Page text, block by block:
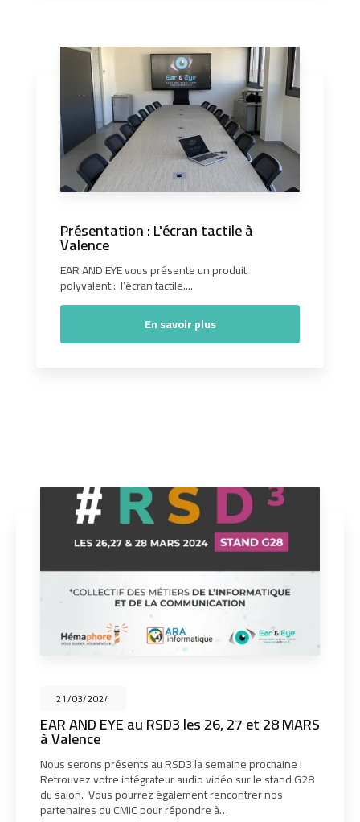
Présentation : L'écran tactile à
Valence
EAR AND EYE vous présente un produit
polyvalent : l’écran tactile....
En savoir plus
21/03/2024
EAR AND EYE au RSD3 les 26, 27 et 28 MARS
à Valence
Nous serons présents au RSD3 la semaine prochaine !
Retrouvez votre intégrateur audio vidéo sur le stand G28
du salon. Vous pourrez également rencontrer nos
partenaires du CMIC pour répondre à…